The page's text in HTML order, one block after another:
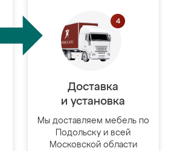
Доставка
и установка
Мы доставляем мебель по
Подольску и всей
Московской области